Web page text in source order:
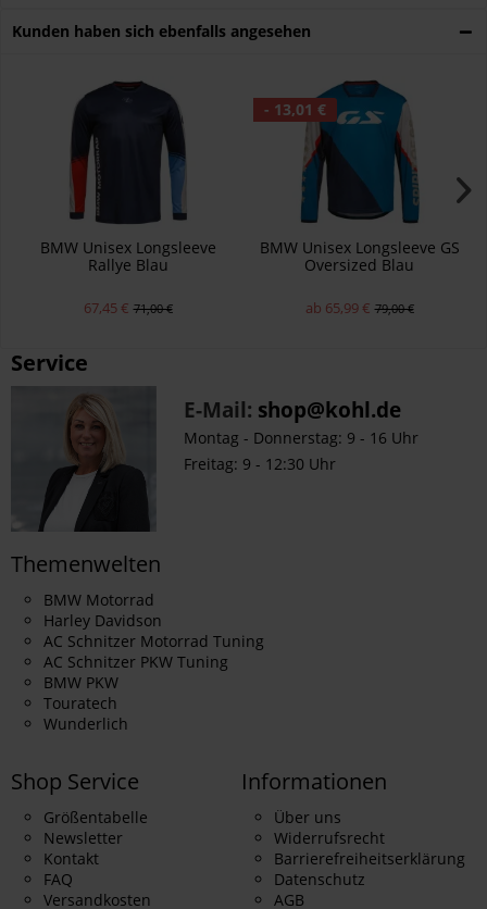
Kunden haben sich ebenfalls angesehen
BMW Unisex Longsleeve
Rallye Blau
67,45 € 71,00 €
- 13,01 €
BMW Unisex Longsleeve GS
Oversized Blau
ab 65,99 € 79,00 €
Service
E-Mail: shop@kohl.de
Montag - Donnerstag: 9 - 16 Uhr
Freitag: 9 - 12:30 Uhr
Themenwelten
BMW Motorrad
Harley Davidson
AC Schnitzer Motorrad Tuning
AC Schnitzer PKW Tuning
BMW PKW
Touratech
Wunderlich
Shop Service
Größentabelle
Newsletter
Kontakt
FAQ
Versandkosten
Informationen
Über uns
Widerrufsrecht
Barrierefreiheitserklärung
Datenschutz
AGB